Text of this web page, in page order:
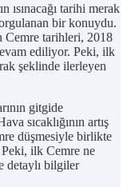
ısınacağı tarihi merak
bir konuydu.
Cemre tarihleri, 2018
ediliyor. Peki, ilk
şeklinde ilerleyen
gitgide
sıcaklığının artış
düşmesiyle birlikte
Peki, ilk Cemre ne
detaylı bilgiler